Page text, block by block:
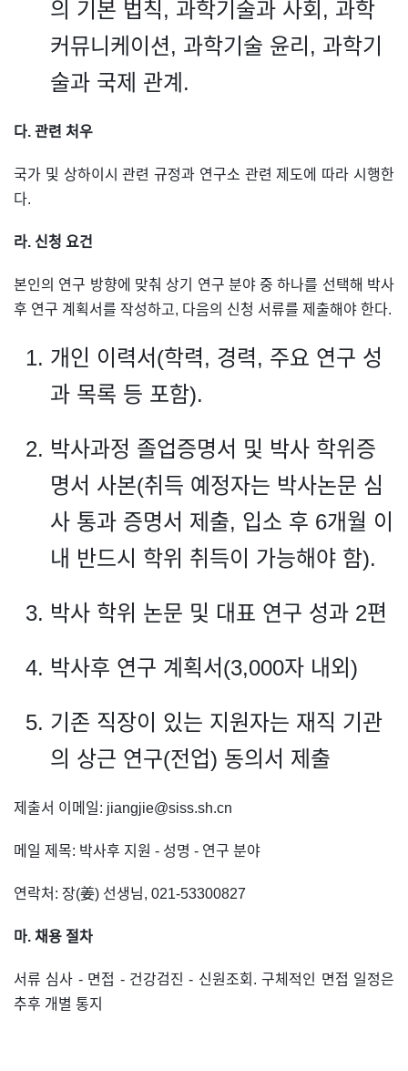
의 기본 법칙, 과학기술과 사회, 과학
커뮤니케이션, 과학기술 윤리, 과학기
술과 국제 관계.
다. 관련 처우
국가 및 상하이시 관련 규정과 연구소 관련 제도에 따라 시행한
다.
라. 신청 요건
본인의 연구 방향에 맞춰 상기 연구 분야 중 하나를 선택해 박사
후 연구 계획서를 작성하고, 다음의 신청 서류를 제출해야 한다.
개인 이력서(학력, 경력, 주요 연구 성
과 목록 등 포함).
박사과정 졸업증명서 및 박사 학위증
명서 사본(취득 예정자는 박사논문 심
사 통과 증명서 제출, 입소 후 6개월 이
내 반드시 학위 취득이 가능해야 함).
박사 학위 논문 및 대표 연구 성과 2편
박사후 연구 계획서(3,000자 내외)
기존 직장이 있는 지원자는 재직 기관
의 상근 연구(전업) 동의서 제출
제출서 이메일: jiangjie@siss.sh.cn
메일 제목: 박사후 지원 - 성명 - 연구 분야
연락처: 장(姜) 선생님, 021-53300827
마. 채용 절차
서류 심사 - 면접 - 건강검진 - 신원조회. 구체적인 면접 일정은
추후 개별 통지